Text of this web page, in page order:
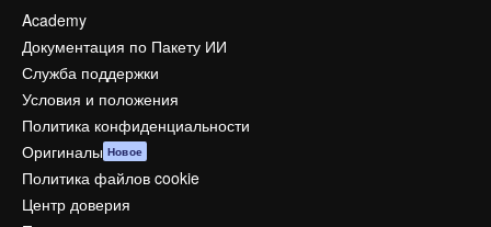
Academy
Документация по Пакету ИИ
Служба поддержки
Условия и положения
Политика конфиденциальности
Оригиналы Новое
Политика файлов cookie
Центр доверия